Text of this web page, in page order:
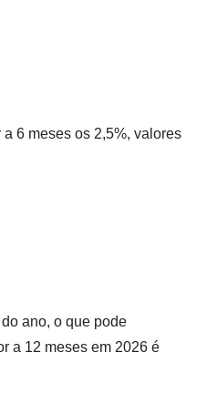
6 meses os 2,5%, valores
ano, o que pode
a 12 meses em 2026 é